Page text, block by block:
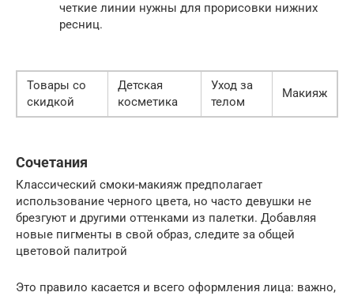
четкие линии нужны для прорисовки нижних
ресниц.
Товары со
скидкой
Детская
косметика
Уход за
телом
Макияж
Сочетания
Классический смоки-макияж предполагает
использование черного цвета, но часто девушки не
брезгуют и другими оттенками из палетки. Добавляя
новые пигменты в свой образ, следите за общей
цветовой палитрой
Это правило касается и всего оформления лица: важно,